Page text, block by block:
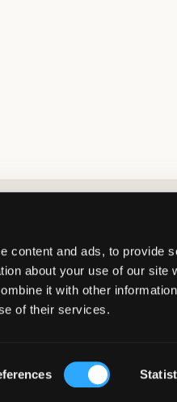
content and ads, to provide
about your use of our site
it with other
of their services.
© Copyright 2026